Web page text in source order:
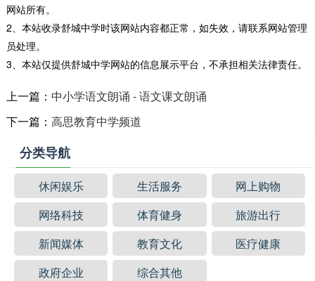
网站所有。
2、本站收录舒城中学时该网站内容都正常，如失效，请联系网站管理
员处理。
3、本站仅提供舒城中学网站的信息展示平台，不承担相关法律责任。
上一篇： 中小学语文朗诵 - 语文课文朗诵
下一篇： 高思教育中学频道
分类导航
休闲娱乐 生活服务
网上购物
网络科技
体育健身
旅游出行
新闻媒体
教育文化
医疗健康
政府企业
综合其他